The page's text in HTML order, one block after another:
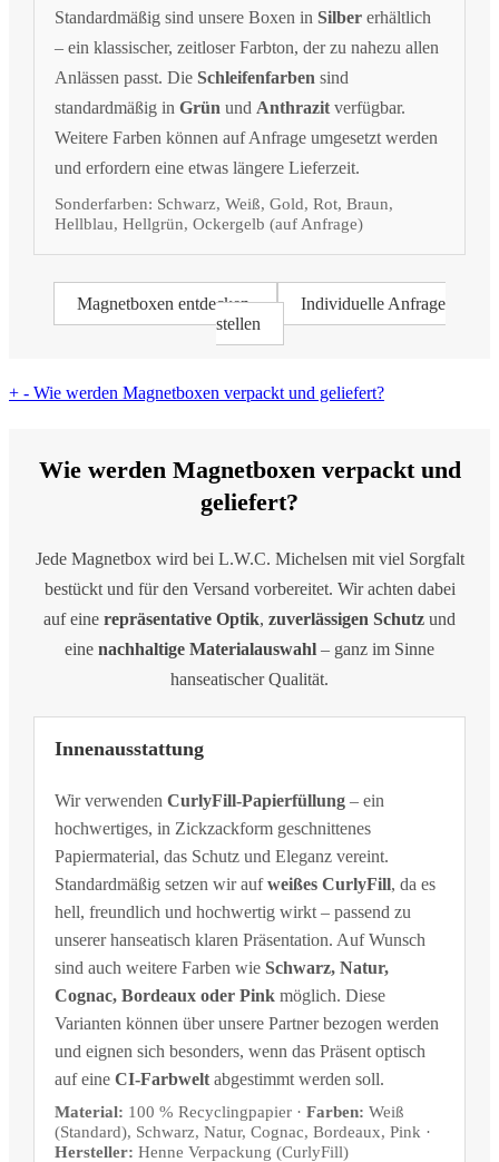
Standardmäßig sind unsere Boxen inSilber erhältlich
– ein klassischer, zeitloser Farbton, der zu nahezu allen
Anlässen passt. DieSchleifenfarben sind
standardmäßig inGrün und Anthrazit verfügbar.
Weitere Farben können auf Anfrage umgesetzt werden
und erfordern eine etwas längere Lieferzeit.
Sonderfarben: Schwarz, Weiß, Gold, Rot, Braun,
Hellblau, Hellgrün, Ockergelb (auf Anfrage)
Magnetboxen entdecken
Individuelle Anfrage
stellen
+ - Wie werden Magnetboxen verpackt und geliefert?
Wie werden Magnetboxen verpackt und
geliefert?
Jede Magnetbox wird bei L.W.C. Michelsen mit viel Sorgfalt
bestückt und für den Versand vorbereitet. Wir achten dabei
auf eine repräsentative Optik, zuverlässigen Schutz und
eine nachhaltige Materialauswahl – ganz im Sinne
hanseatischer Qualität.
Innenausstattung
Wir verwendenCurlyFill-Papierfüllung – ein
hochwertiges, in Zickzackform geschnittenes
Papiermaterial, das Schutz und Eleganz vereint.
Standardmäßig setzen wir aufweißes CurlyFill, da es
hell, freundlich und hochwertig wirkt – passend zu
unserer hanseatisch klaren Präsentation. Auf Wunsch
sind auch weitere Farben wieSchwarz, Natur,
Cognac, Bordeaux oder Pink möglich. Diese
Varianten können über unsere Partner bezogen werden
und eignen sich besonders, wenn das Präsent optisch
auf eineCI-Farbwelt abgestimmt werden soll.
Material: 100 % Recyclingpapier ·Farben: Weiß
(Standard), Schwarz, Natur, Cognac, Bordeaux, Pink ·
Hersteller: Henne Verpackung (CurlyFill)